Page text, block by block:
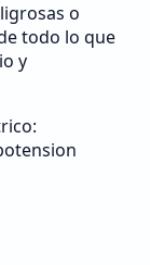
o
todo lo que
y